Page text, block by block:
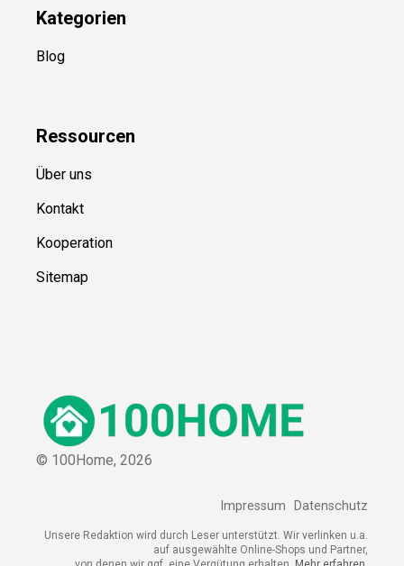
Kategorien
Blog
Ressourcen
Über uns
Kontakt
Kooperation
Sitemap
© 100Home, 2026
Impressum Datenschutz
Unsere Redaktion wird durch Leser unterstützt. Wir verlinken u.a.
auf ausgewählte Online-Shops und Partner,